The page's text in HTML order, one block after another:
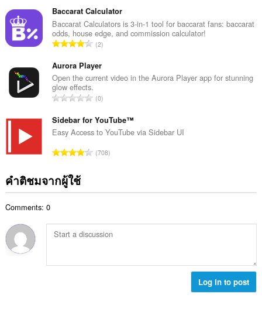
น
น
ร
ว
ม
ทั้
ง
ห
ด
:
ว
น
ค
ะ
น
น
ร
ว
ม
ทั้
ห
Baccarat Calculator
Baccarat Calculators is 3-in-1 tool for baccarat fans: baccarat
odds, house edge, and commission calculator!
จำ
ว
น
ค
ะ
น
น
ร
ว
ง
ด
:
2
Aurora Player
Open the current video in the Aurora Player app for stunning
glow effects.
จำ
ว
น
ะ
น
ม
ทั้
0
Sidebar for YouTube™
Easy Access to YouTube via Sidebar UI
จำ
แ
น
ว
708
คำติชมจากผู้ใช้
Comments: 0
Log in to post